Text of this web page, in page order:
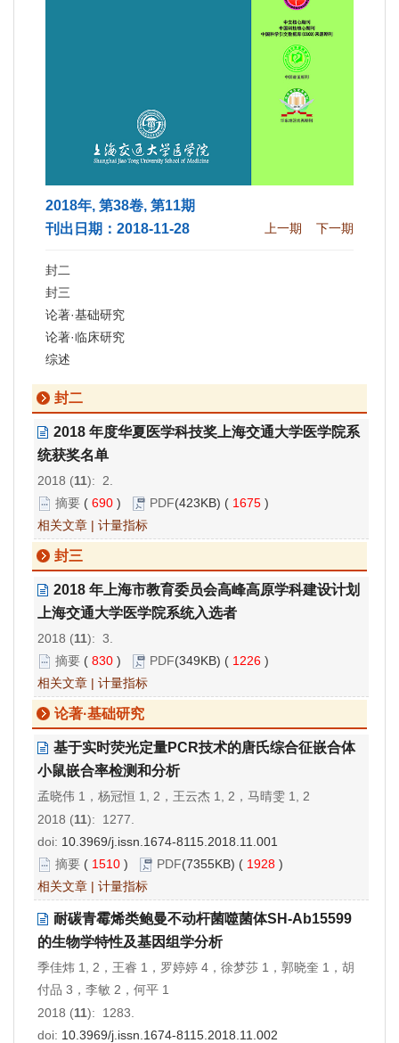
2018年, 第38卷, 第11期
刊出日期：2018-11-28
上一期 下一期
封二
封三
论著·基础研究
论著·临床研究
综述
封二
2018 年度华夏医学科技奖上海交通大学医学院系
统获奖名单
2018 (11): 2.
摘要 ( 690 ) PDF(423KB) ( 1675 )
相关文章 | 计量指标
封三
2018 年上海市教育委员会高峰高原学科建设计划
上海交通大学医学院系统入选者
2018 (11): 3.
摘要 ( 830 ) PDF(349KB) ( 1226 )
相关文章 | 计量指标
论著·基础研究
基于实时荧光定量PCR技术的唐氏综合征嵌合体
小鼠嵌合率检测和分析
孟晓伟 1，杨冠恒 1, 2，王云杰 1, 2，马晴雯 1, 2
2018 (11): 1277.
doi: 10.3969/j.issn.1674-8115.2018.11.001
摘要 ( 1510 ) PDF(7355KB) ( 1928 )
相关文章 | 计量指标
耐碳青霉烯类鲍曼不动杆菌噬菌体SH-Ab15599
的生物学特性及基因组学分析
季佳炜 1, 2，王睿 1，罗婷婷 4，徐梦莎 1，郭晓奎 1，胡
付品 3，李敏 2，何平 1
2018 (11): 1283.
doi: 10.3969/j.issn.1674-8115.2018.11.002